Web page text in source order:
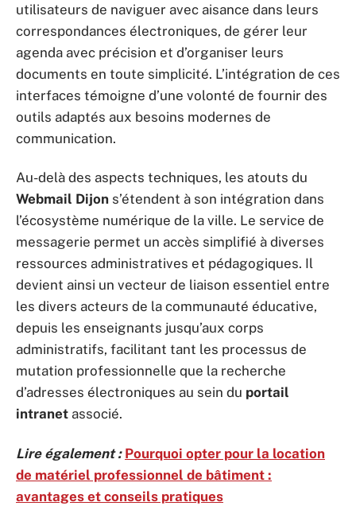
utilisateurs de naviguer avec aisance dans leurs
correspondances électroniques, de gérer leur
agenda avec précision et d’organiser leurs
documents en toute simplicité. L’intégration de ces
interfaces témoigne d’une volonté de fournir des
outils adaptés aux besoins modernes de
communication.
Au-delà des aspects techniques, les atouts du
Webmail Dijon s’étendent à son intégration dans
l’écosystème numérique de la ville. Le service de
messagerie permet un accès simplifié à diverses
ressources administratives et pédagogiques. Il
devient ainsi un vecteur de liaison essentiel entre
les divers acteurs de la communauté éducative,
depuis les enseignants jusqu’aux corps
administratifs, facilitant tant les processus de
mutation professionnelle que la recherche
d’adresses électroniques au sein du portail
intranet associé.
Lire également : Pourquoi opter pour la location
de matériel professionnel de bâtiment :
avantages et conseils pratiques